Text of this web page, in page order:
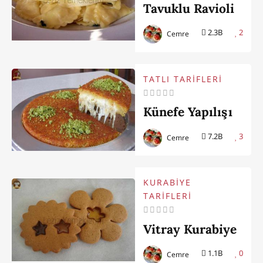
Tavuklu Ravioli
2.3B 2
Cemre
TATLI TARİFLERİ
Künefe Yapılışı
7.2B 3
Cemre
KURABİYE
TARİFLERİ
Vitray Kurabiye
1.1B 0
Cemre